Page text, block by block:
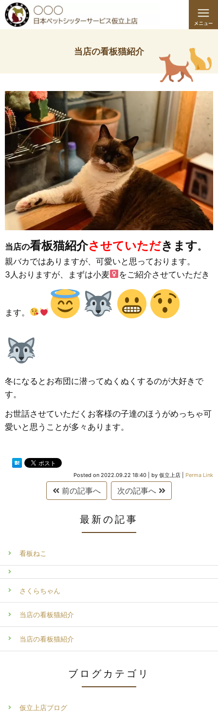
当店の看板猫紹介
当店の看板猫紹介させていただきます。
親バカではありますが、可愛いと思っております。
3人おりますが、まずは小麦
をご紹介させていただき
ます。
冬になるとお布団に潜ってぬくぬくするのが大好きで
す。
お世話させていただくお客様の子達のほうがめっちゃ可
愛いと思うことが多々あります。
Posted on 2022.09.22 18:40 by 仮立上店 Perma Link
前の記事へ 次の記事へ
最新の記事
看板ねこ
さくらちゃん
当店の看板猫紹介
当店の看板猫紹介
ブログカテゴリ
仮立上店ブログ